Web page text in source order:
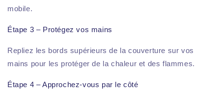
mobile.
Étape 3 – Protégez vos mains
Repliez les bords supérieurs de la couverture sur vos
mains pour les protéger de la chaleur et des flammes.
Étape 4 – Approchez-vous par le côté